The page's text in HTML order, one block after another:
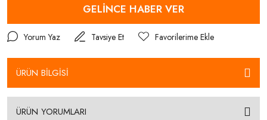
GELİNCE HABER VER
Yorum Yaz Tavsiye Et
ÜRÜN BİLGİSİ
ÜRÜN YORUMLARI